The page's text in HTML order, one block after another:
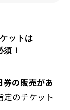
ットは
！
券の販売があ
定のチケット